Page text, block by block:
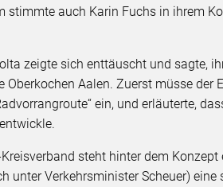
stimmte auch Karin Fuchs in ihrem
zeigte sich enttäuscht und sagte,
Oberkochen Aalen. Zuerst müsse
ein, und erläuterte,
Kreisverband steht hinter dem
unter Verkehrsminister Scheuer)